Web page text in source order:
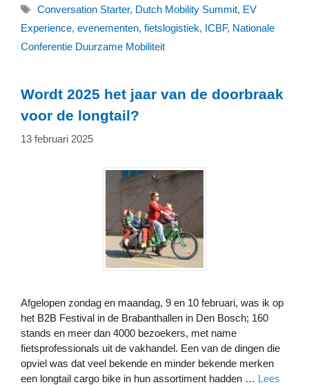
Tags
Conversation Starter, Dutch Mobility Summit, EV
Experience, evenementen, fietslogistiek, ICBF, Nationale
Conferentie Duurzame Mobiliteit
Wordt 2025 het jaar van de doorbraak
voor de longtail?
13 februari 2025
Afgelopen zondag en maandag, 9 en 10 februari, was ik op
het B2B Festival in de Brabanthallen in Den Bosch; 160
stands en meer dan 4000 bezoekers, met name
fietsprofessionals uit de vakhandel. Een van de dingen die
opviel was dat veel bekende en minder bekende merken
een longtail cargo bike in hun assortiment hadden … Lees